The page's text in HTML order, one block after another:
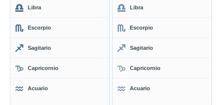
Libra
Escorpio
Sagitario
Capricornio
Acuario
Libra
Escorpio
Sagitario
Capricornio
Acuario